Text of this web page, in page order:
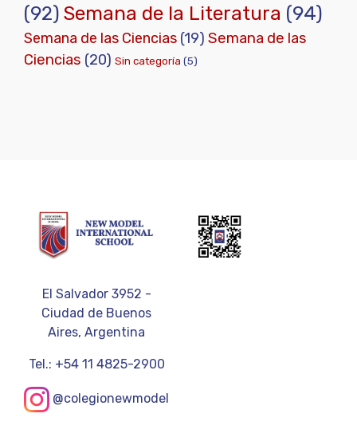
(92) Semana de la Literatura (94)
Semana de las Ciencias (19) Semana de las
Ciencias (20) Sin categoría (5)
El Salvador 3952 -
Ciudad de Buenos
Aires, Argentina
Tel.: +54 11 4825-2900
@colegionewmodel